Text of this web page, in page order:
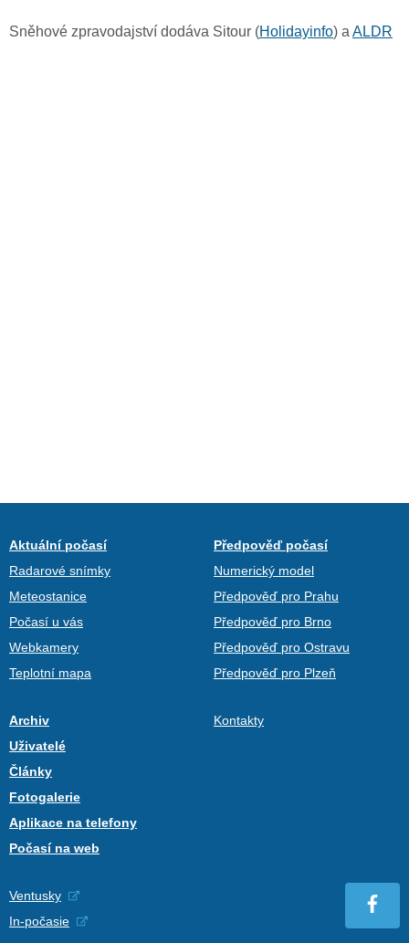
Sněhové zpravodajství dodáva Sitour (Holidayinfo) a ALDR
Aktuální počasí
Radarové snímky
Meteostanice
Počasí u vás
Webkamery
Teplotní mapa
Předpověď počasí
Numerický model
Předpověď pro Prahu
Předpověď pro Brno
Předpověď pro Ostravu
Předpověď pro Plzeň
Archiv
Uživatelé
Články
Fotogalerie
Aplikace na telefony
Počasí na web
Kontakty
Ventusky
In-počasie